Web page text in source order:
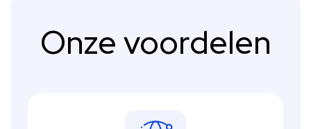
Onze voordelen